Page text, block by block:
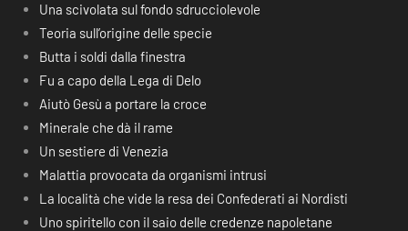
Una scivolata sul fondo sdrucciolevole
Teoria sull’origine delle specie
Butta i soldi dalla finestra
Fu a capo della Lega di Delo
Aiutò Gesù a portare la croce
Minerale che dà il rame
Un sestiere di Venezia
Malattia provocata da organismi intrusi
La località che vide la resa dei Confederati ai Nordisti
Uno spiritello con il saio delle credenze napoletane